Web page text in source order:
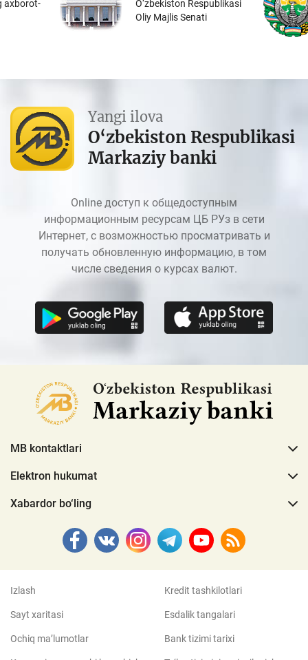
axborot-
O‘zbekiston Respublikasi
Oliy Majlis Senati
Yangi ilova
O‘zbekiston Respublikasi
Markaziy banki
Online доступ к общедоступным
информационным ресурсам ЦБ РУз в сети
Интернет, с возможностью просматривать и
получать обновленную информацию, в том
числе сведения о курсах валют.
MB kontaktlari
Elektron hukumat
Xabardor bo‘ling
Izlash
Sayt xaritasi
Ochiq ma’lumotlar
Kredit tashkilotlari
Esdalik tangalari
Bank tizimi tarixi